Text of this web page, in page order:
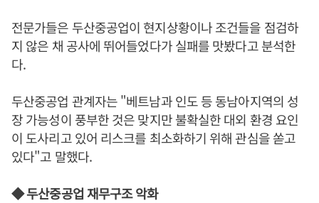
전문가들은 두산중공업이 현지상황이나 조건들을 점검하
지 않은 채 공사에 뛰어들었다가 실패를 맛봤다고 분석한
다.
두산중공업 관계자는 "베트남과 인도 등 동남아지역의 성
장 가능성이 풍부한 것은 맞지만 불확실한 대외 환경 요인
이 도사리고 있어 리스크를 최소화하기 위해 관심을 쏟고
있다"고 말했다.
◆ 두산중공업 재무구조 악화